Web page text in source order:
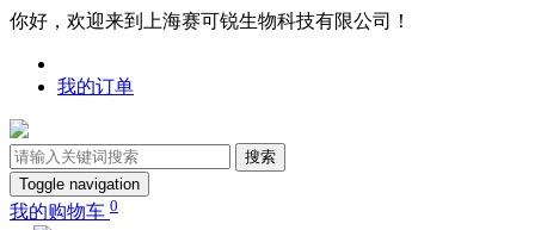
你好，欢迎来到上海赛可锐生物科技有限公司！
我的订单
搜索
Toggle navigation
我的购物车 0